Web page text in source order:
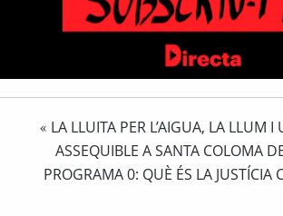
« LA LLUITA PER L’AIGUA, LA LLUM I
ASSEQUIBLE A SANTA COLOMA
PROGRAMA 0: QUÈ ÉS LA JUSTÍCIA